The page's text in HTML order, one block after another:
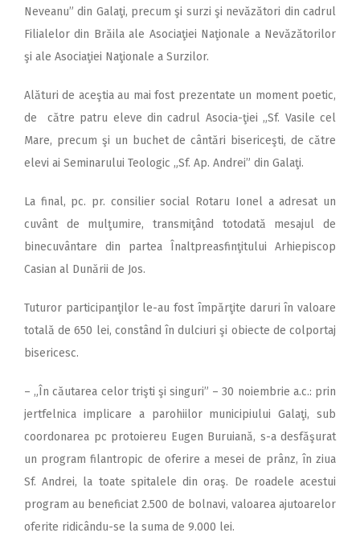
Neveanu” din Galaţi, precum şi surzi şi nevăzători din cadrul
Filialelor din Brăila ale Asociaţiei Naţionale a Nevăzătorilor
şi ale Asociaţiei Naţionale a Surzilor.
Alături de aceştia au mai fost prezentate un moment poetic,
de către patru eleve din cadrul Asocia-ţiei „Sf. Vasile cel
Mare, precum şi un buchet de cântări bisericeşti, de către
elevi ai Seminarului Teologic „Sf. Ap. Andrei” din Galaţi.
La final, pc. pr. consilier social Rotaru Ionel a adresat un
cuvânt de mulţumire, transmiţând totodată mesajul de
binecuvântare din partea Înaltpreasfinţitului Arhiepiscop
Casian al Dunării de Jos.
Tuturor participanţilor le-au fost împărţite daruri în valoare
totală de 650 lei, constând în dulciuri şi obiecte de colportaj
bisericesc.
– „În căutarea celor trişti şi singuri” – 30 noiembrie a.c.: prin
jertfelnica implicare a parohiilor municipiului Galaţi, sub
coordonarea pc protoiereu Eugen Buruiană, s-a desfăşurat
un program filantropic de oferire a mesei de prânz, în ziua
Sf. Andrei, la toate spitalele din oraş. De roadele acestui
program au beneficiat 2.500 de bolnavi, valoarea ajutoarelor
oferite ridicându-se la suma de 9.000 lei.